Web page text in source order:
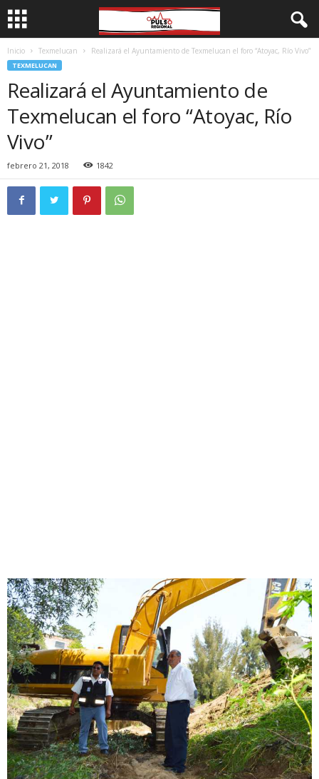
Inicio Texmelucan Realizará el Ayuntamiento de Texmelucan el foro “Atoyac, Río Vivo”
TEXMELUCAN
Realizará el Ayuntamiento de
Texmelucan el foro “Atoyac, Río
Vivo”
febrero 21, 2018 1842